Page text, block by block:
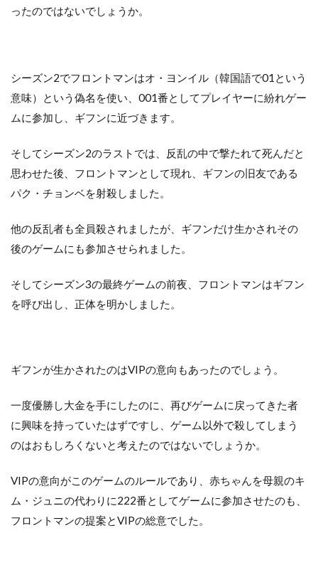
ったのではないでしょうか。
シーズン2でフロントマンはオ・ヨンイル（韓国語で01という
意味）という偽名を使い、001番としてプレイヤーに紛れゲー
ムに参加し、ギフンに近づきます。
そしてシーズン2のラストでは、反乱の中で撃たれて死んだと
思わせた後、フロントマンとして現れ、ギフンの旧友である
パク・チョンベを射殺しました。
他の反乱者も全員殺されましたが、ギフンだけ生かされその
後のゲームにも参加させられました。
そしてシーズン3の最終ゲームの前夜、フロントマンはギフン
を呼び出し、正体を明かしました。
ギフンが生かされたのはVIPの意向もあったのでしょう。
一度優勝し大金を手にしたのに、再びゲームに戻ってきた者
に興味を持っていたはずですし、ゲーム以外で殺してしまう
のはおもしろくないと考えたのではないでしょうか。
VIPの意向がこのゲームのルールであり、赤ちゃんを母親のキ
ム・ジュニの代わりに222番としてゲームに参加させたのも、
フロントマンの提案とVIPの総意でした。